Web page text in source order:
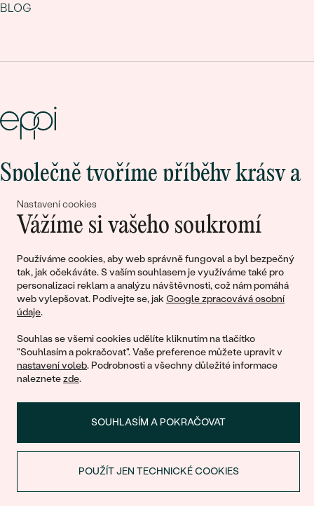
Nastavení cookies
Vážíme si vašeho soukromí
Používáme cookies, aby web správně fungoval a byl bezpečný
tak, jak očekáváte. S vaším souhlasem je využíváme také pro
personalizaci reklam a analýzu návštěvnosti, což nám pomáhá
web vylepšovat. Podívejte se, jak Google zpracovává osobní
údaje.
Souhlas se všemi cookies udělíte kliknutím na tlačítko
"Souhlasím a pokračovat". Vaše preference můžete upravit v
nastavení voleb. Podrobnosti a všechny důležité informace
naleznetezde.
SOUHLASÍM A POKRAČOVAT
POUŽÍT JEN TECHNICKÉ COOKIES
BLOG
Společně tvoříme příběhy krásy a
lásky
© 2011 - 2026, Eppi.cz
SLEVA NA PRVNÍ NÁKUP